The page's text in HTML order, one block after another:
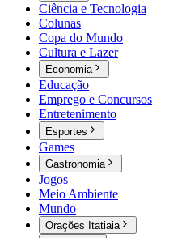
Ciência e Tecnologia
Colunas
Copa do Mundo
Cultura e Lazer
Economia
Educação
Emprego e Concursos
Entretenimento
Esportes
Games
Gastronomia
Jogos
Meio Ambiente
Mundo
Orações Itatiaia